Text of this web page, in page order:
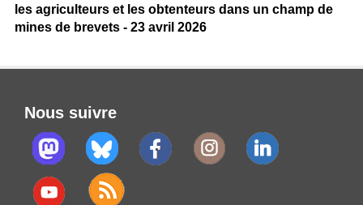
les agriculteurs et les obtenteurs dans un champ de
mines de brevets - 23 avril 2026
Nous suivre